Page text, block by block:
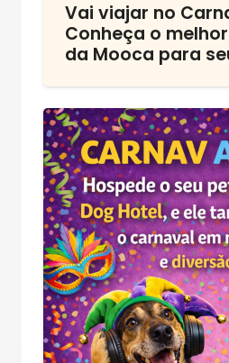
Vai viajar no
Conheça o
da Mooca para